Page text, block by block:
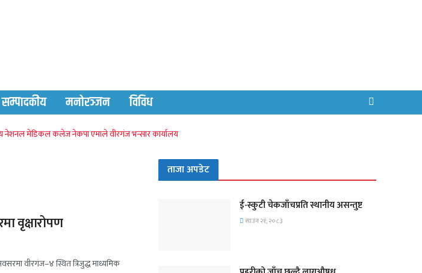
सम्पादकीय मनोरञ्जन विविध
नेशनल मेडिकल कलेजनेकपा एमालेवीरगंज भन्सार कार्यालय
वृक्षारोपण
वीरगंज–४ स्थित त्रिजुद्ध माध्यमिक
ताजा अपडेट
ई-स्कुटी चेकजाँचप्रति स्थानीय असन्तुष्ट
साउन २१, २०८३